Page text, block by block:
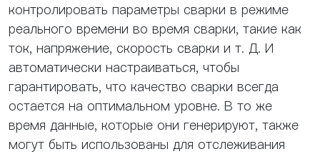
контролировать параметры сварки в режиме
реального времени во время сварки, такие как
ток, напряжение, скорость сварки и т. Д. И
автоматически настраиваться, чтобы
гарантировать, что качество сварки всегда
остается на оптимальном уровне. В то же
время данные, которые они генерируют, также
могут быть использованы для отслеживания